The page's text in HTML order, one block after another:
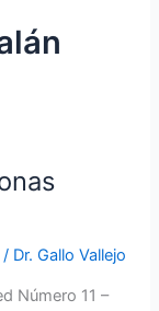
/ Dr. Gallo Vallejo
Número 11 –